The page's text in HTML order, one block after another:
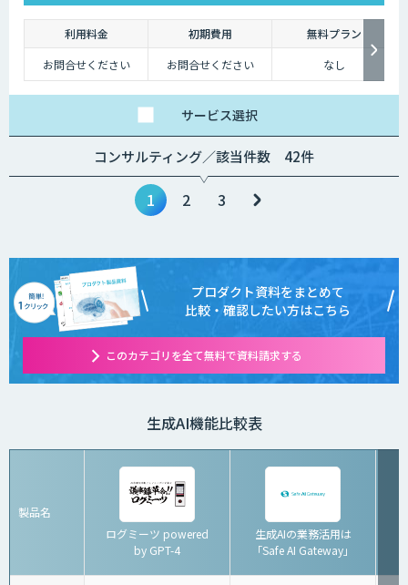
【プレミアム】
アドバンスの内容に加
え、より高度なカスタ
マイズ（高精度AI学
習・フォロー支援）に
ンプレミス環境への対
応など、個別要件に柔
月額25万円（税別）～
詳しくはお問い合わせ
利用料金 初期費用
無料プラン
お問合せください
お問合せください なし
サービス選択
1 2 3
コンサルティング／該当件数 42件
プロダクト資料をまとめて
比較・確認したい方はこちら
このカテゴリを全て無料で資料請求する
生成AI機能比較表
製品名
ログミーツ powered
by GPT-4
生成AIの業務活用は
「Safe AI Gateway」